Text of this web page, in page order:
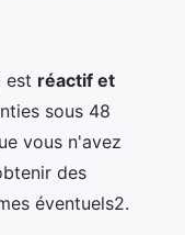
est réactif et
sous 48
vous n'avez
des
éventuels2.